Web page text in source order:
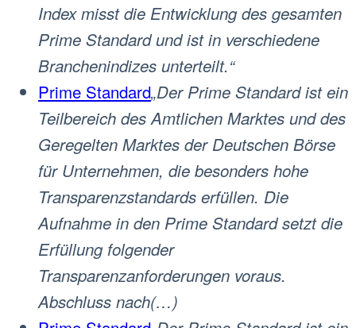
Index misst die Entwicklung des gesamten
Prime Standard und ist in verschiedene
Branchenindizes unterteilt.“
Prime Standard„Der Prime Standard ist ein
Teilbereich des Amtlichen Marktes und des
Geregelten Marktes der Deutschen Börse
für Unternehmen, die besonders hohe
Transparenzstandards erfüllen. Die
Aufnahme in den Prime Standard setzt die
Erfüllung folgender
Transparenzanforderungen voraus.
Abschluss nach(…)